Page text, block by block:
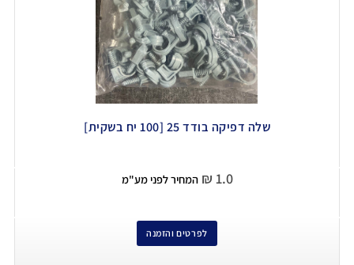
שלה דפיקה בודד 25 [100 יח בשקית]
₪ 1.0 המחיר לפני מע"מ
לפרטים והזמנה